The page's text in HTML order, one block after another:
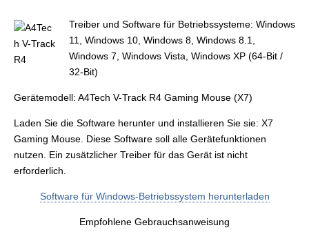
Treiber und Software für Betriebssysteme: Windows
11, Windows 10, Windows 8, Windows 8.1,
Windows 7, Windows Vista, Windows XP (64-Bit /
32-Bit)
Gerätemodell: A4Tech V-Track R4 Gaming Mouse (X7)
Laden Sie die Software herunter und installieren Sie sie: X7
Gaming Mouse. Diese Software soll alle Gerätefunktionen
nutzen. Ein zusätzlicher Treiber für das Gerät ist nicht
erforderlich.
Software für Windows-Betriebssystem herunterladen
Empfohlene Gebrauchsanweisung